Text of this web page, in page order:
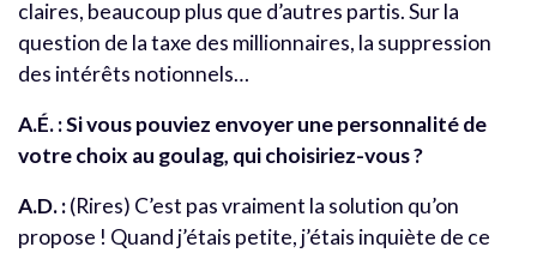
claires, beaucoup plus que d’autres partis. Sur la
question de la taxe des millionnaires, la suppression
des intérêts notionnels…
A.É. : Si vous pouviez envoyer une personnalité de
votre choix au goulag, qui choisiriez-vous ?
A.D. :(Rires) C’est pas vraiment la solution qu’on
propose ! Quand j’étais petite, j’étais inquiète de ce